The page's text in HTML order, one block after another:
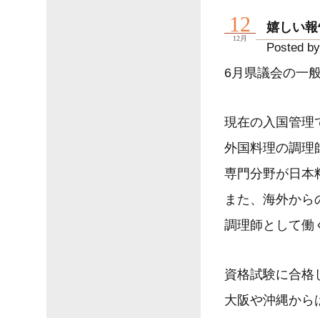
嬉しい
Posted
6月県議会の一
現在の入国管理
外国料理の調理
専門分野が日本
また、海外か
調理師として働
資格試験に合格
大阪や沖縄から
12
12月